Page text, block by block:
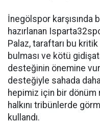
İnegölspor karşısında
hazırlanan
Palaz, taraftarı bu
bulması ve kötü
desteğinin önemine
desteğiyle sahada
hepimiz için bir dönüm
halkını tribünlerde
kullandı.